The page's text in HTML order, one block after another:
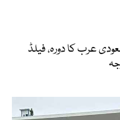
اگست تک سعودی عرب کا دورہ، فیلڈ